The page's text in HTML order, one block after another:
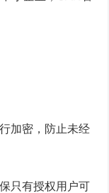
加密，防止未经
只有授权用户可